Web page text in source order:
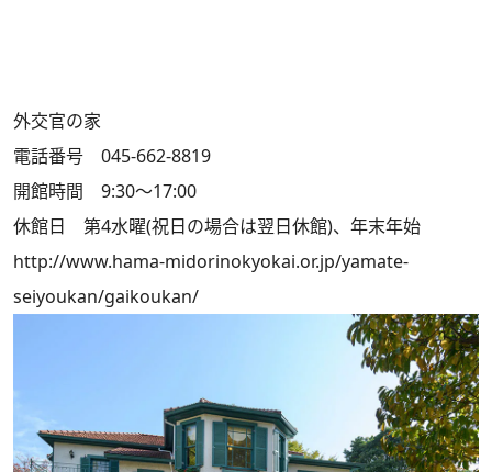
外交官の家
電話番号 045-662-8819
開館時間 9:30～17:00
休館日 第4水曜(祝日の場合は翌日休館)、年末年始
http://www.hama-midorinokyokai.or.jp/yamate-
seiyoukan/gaikoukan/